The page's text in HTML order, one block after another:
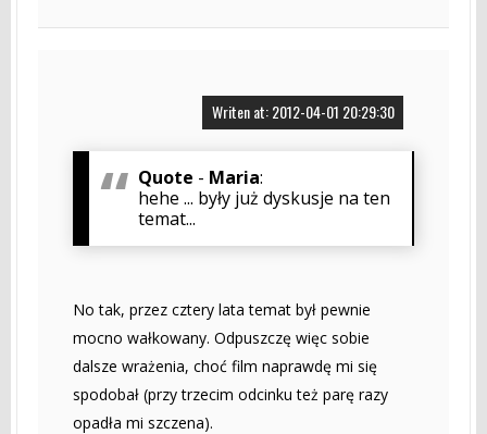
Writen at: 2012-04-01 20:29:30
Quote - Maria:
hehe ... były już dyskusje na ten
temat...
No tak, przez cztery lata temat był pewnie
mocno wałkowany. Odpuszczę więc sobie
dalsze wrażenia, choć film naprawdę mi się
spodobał (przy trzecim odcinku też parę razy
opadła mi szczena).